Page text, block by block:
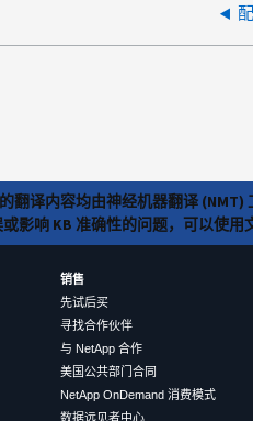
翻译内容均由神经机器翻译
影响 KB 准确性的问题，可以使用
销售
先试后买
寻找合作伙伴
与 NetApp 合作
美国公共部门合同
NetApp OnDemand 消费模式
数据远见者中心